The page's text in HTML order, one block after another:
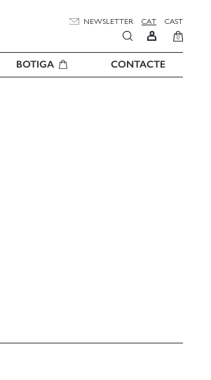
NEWSLETTER CAT CAST
0
BOTIGA CONTACTE